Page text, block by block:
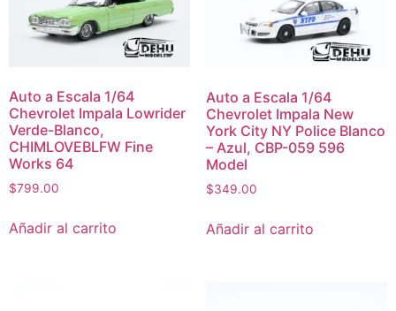
Auto a Escala 1/64
Chevrolet Impala Lowrider
Verde-Blanco,
CHIMLOVEBLFW Fine
Works 64
$799.00
Añadir al carrito
Auto a Escala 1/64
Chevrolet Impala New
York City NY Police Blanco
– Azul, CBP-059 596
Model
$349.00
Añadir al carrito